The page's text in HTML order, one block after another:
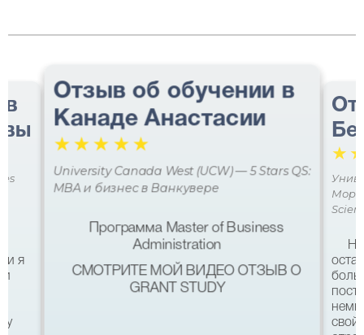
в
я
и
Отзыв об обучении в
Канаде Анастасии
☆☆☆ ☆☆
University Canada West (UCW) — 5 Stars QS:
MBA и бизнес в Ванкувере
Программа Master of Business
Administration
СМОТРИТЕ МОЙ ВИДЕО ОТЗЫВ О
GRANT STUDY
☆
Мора
свой